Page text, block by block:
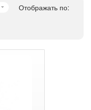
Отображать по: